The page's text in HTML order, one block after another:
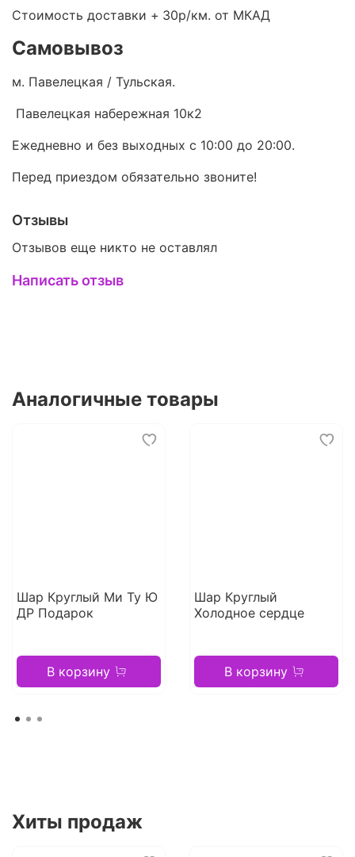
Стоимость доставки + 30р/км. от МКАД
Самовывоз
м. Павелецкая / Тульская.
Павелецкая набережная 10к2
Ежедневно и без выходных с 10:00 до 20:00.
Перед приездом обязательно звоните!
Отзывы
Отзывов еще никто не оставлял
Написать отзыв
Аналогичные товары
Шар Круглый Ми Ту Ю
ДР Подарок
В корзину
Шар Круглый
Холодное сердце
В корзину
Хиты продаж